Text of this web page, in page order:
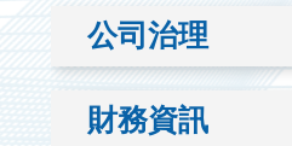
公司治理
財務資訊